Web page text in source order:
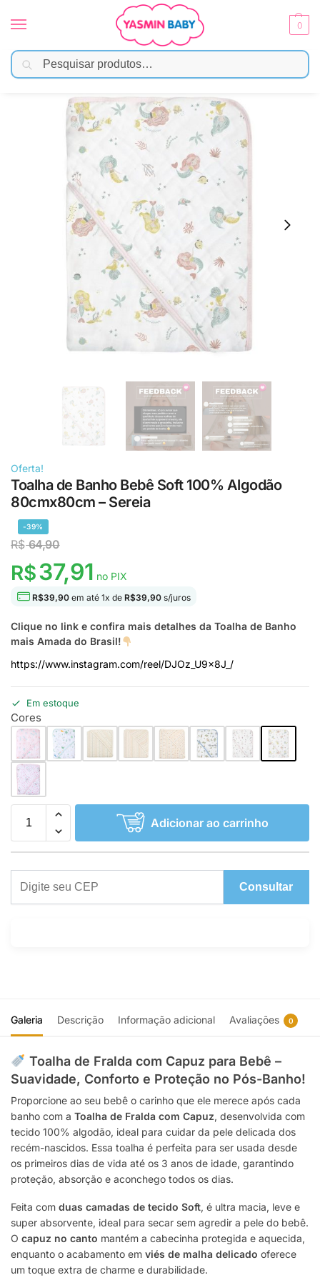
0
Início Banho / Toalha de Banho /
Oferta!
Toalha de Banho Bebê Soft 100% Algodão
80cmx80cm – Sereia
-39%
R$64,90
R$37,91 no PIX
R$39,90 em até 1x de R$39,90 s/juros
Clique no link e confira mais detalhes da Toalha de Banho
mais Amada do Brasil!
https://www.instagram.com/reel/DJOz_U9x8J_/
Em estoque
Cores
Adicionar ao carrinho
Consultar
Galeria Descrição Informação adicional Avaliações 0
Toalha de Fralda com Capuz para Bebê –
Suavidade, Conforto e Proteção no Pós-Banho!
Proporcione ao seu bebê o carinho que ele merece após cada
banho com a Toalha de Fralda com Capuz, desenvolvida com
tecido 100% algodão, ideal para cuidar da pele delicada dos
recém-nascidos. Essa toalha é perfeita para ser usada desde
os primeiros dias de vida até os 3 anos de idade, garantindo
proteção, absorção e aconchego todos os dias.
Feita com duas camadas de tecido Soft, é ultra macia, leve e
super absorvente, ideal para secar sem agredir a pele do bebê.
O capuz no canto mantém a cabecinha protegida e aquecida,
enquanto o acabamento em viés de malha delicado oferece
um toque extra de charme e durabilidade.